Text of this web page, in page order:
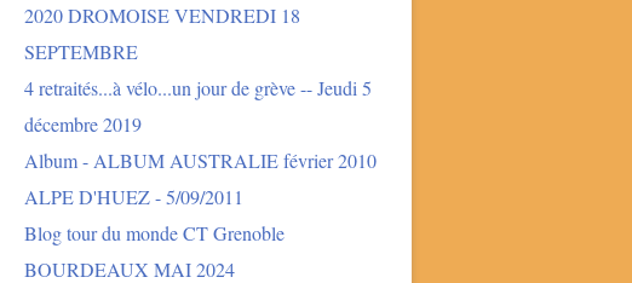
2020 DROMOISE VENDREDI 18
SEPTEMBRE
4 retraités...à vélo...un jour de grève -- Jeudi 5
décembre 2019
Album - ALBUM AUSTRALIE février 2010
ALPE D'HUEZ - 5/09/2011
Blog tour du monde CT Grenoble
BOURDEAUX MAI 2024